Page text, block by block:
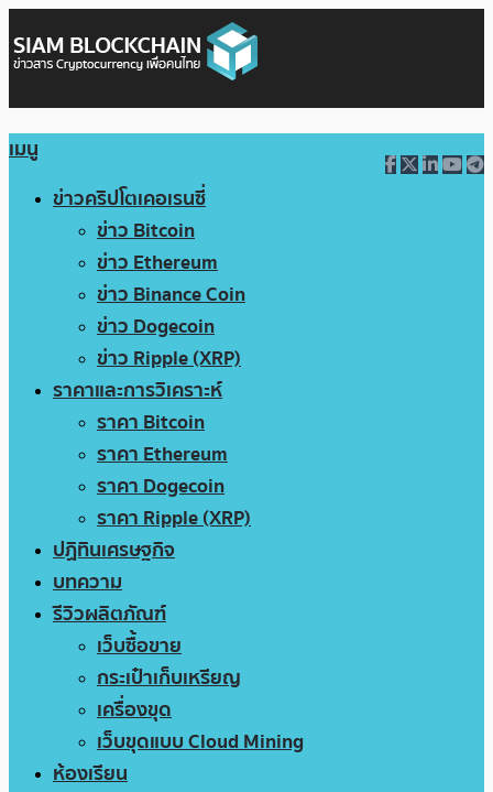
เมนู
ข่าวคริปโตเคอเรนซี่
ข่าว Bitcoin
ข่าว Ethereum
ข่าว Binance Coin
ข่าว Dogecoin
ข่าว Ripple (XRP)
ราคาและการวิเคราะห์
ราคา Bitcoin
ราคา Ethereum
ราคา Dogecoin
ราคา Ripple (XRP)
ปฏิทินเศรษฐกิจ
บทความ
รีวิวผลิตภัณฑ์
เว็บซื้อขาย
กระเป๋าเก็บเหรียญ
เครื่องขุด
เว็บขุดแบบ Cloud Mining
ห้องเรียน